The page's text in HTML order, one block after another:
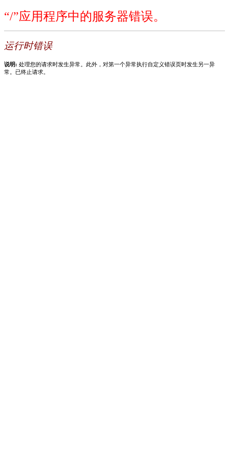
“/”应用程序中的服务器错误。
运行时错误
说明: 处理您的请求时发生异常。此外，对第一个异常执行自定义错误页时发生另一异
常。已终止请求。